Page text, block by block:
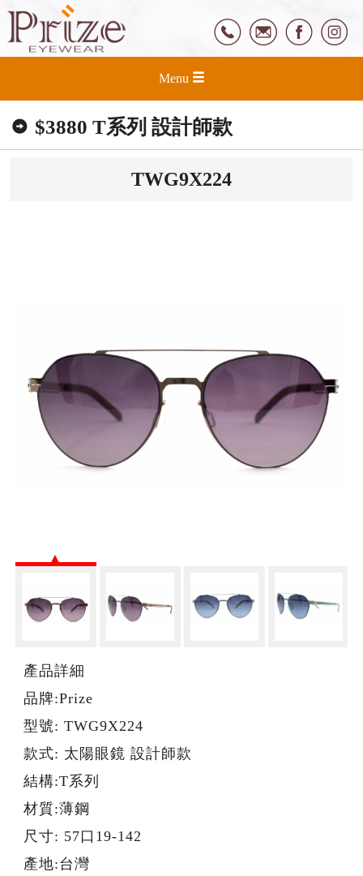
Menu
$3880 T系列 設計師款
TWG9X224
產品詳細
品牌:Prize
型號: TWG9X224
款式: 太陽眼鏡 設計師款
結構:T系列
材質:薄鋼
尺寸: 57口19-142
產地:台灣